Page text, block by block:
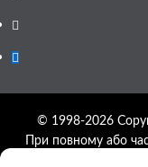
Twitter
Google
© 1998-2026
При повному або